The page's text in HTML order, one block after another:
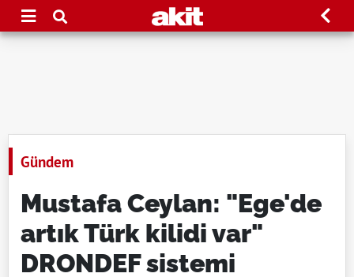
Gündem
Mustafa Ceylan: "Ege'de
artık Türk kilidi var"
DRONDEF sistemi